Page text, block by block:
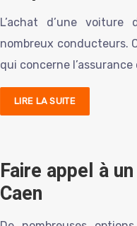
L’achat d’une voiture
nombreux conducteurs.
qui concerne
LIRE LA SUITE
Faire appel à
Caen